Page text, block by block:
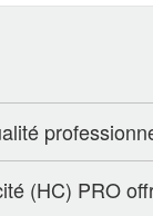
(HC) PRO